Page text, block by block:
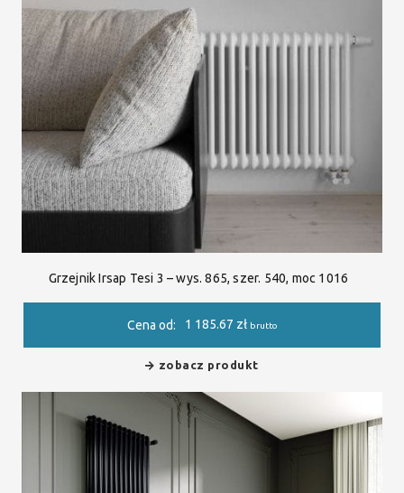
Grzejnik Irsap Tesi 3 – wys. 865, szer. 540, moc 1016
Cena od: 1 185.67 zł brutto
zobacz produkt